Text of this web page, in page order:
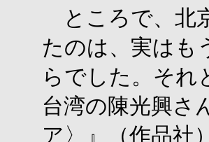
ところで、北
たのは、実はも
らでした。それ
台湾の陳光興さ
ア〉』（作品社